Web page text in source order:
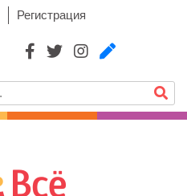
Регистрация